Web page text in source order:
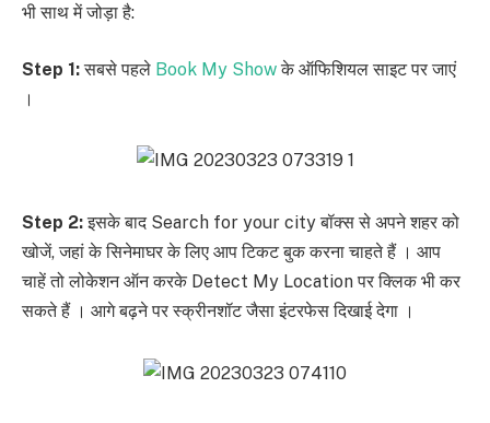
भी साथ में जोड़ा है:
Step 1:सबसे पहले Book My Showके ऑफिशियल साइट पर जाएं
।
Step 2:इसके बाद Search for your city बॉक्स से अपने शहर को
खोजें, जहां के सिनेमाघर के लिए आप टिकट बुक करना चाहते हैं । आप
चाहें तो लोकेशन ऑन करके Detect My Location पर क्लिक भी कर
सकते हैं । आगे बढ़ने पर स्क्रीनशॉट जैसा इंटरफेस दिखाई देगा ।